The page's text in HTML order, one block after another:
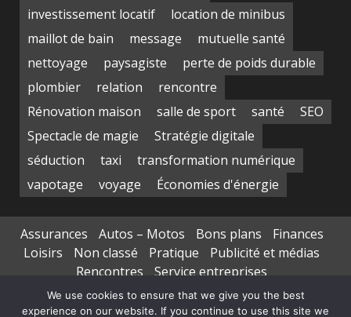
investissement locatif
location de minibus
maillot de bain
message
mutuelle santé
nettoyage
paysagiste
perte de poids durable
plombier
relation
rencontre
Rénovation maison
salle de sport santé
SEO
Spectacle de magie
Stratégie digitale
séduction
taxi
transformation numérique
vapotage
voyage Économies d'énergie
Assurances Autos – Motos Bons plans
Finances
Loisirs
Non classé Pratique
Publicité et médias
Rencontres
Service entreprises
Transports de personnes
We use cookies to ensure that we give you the best
experience on our website. If you continue to use this site we